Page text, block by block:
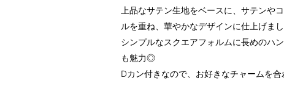
上品なサテン生地をベースに、サテンや
ルを重ね、華やかなデザインに仕上げま
シンプルなスクエアフォルムに長めのハ
も魅力◎
Dカン付きなので、お好きなチャームを